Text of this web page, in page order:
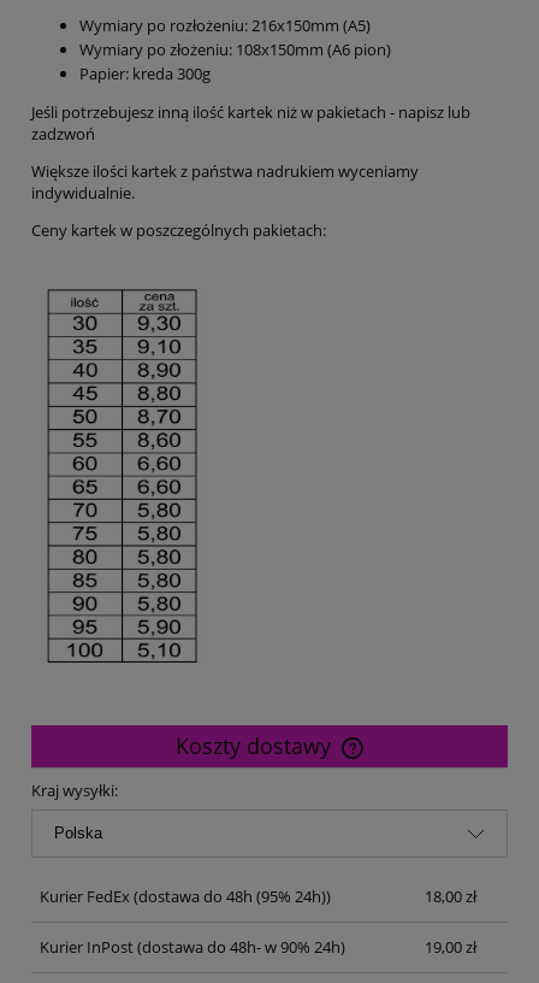
Wymiary po rozłożeniu: 216x150mm (A5)
Wymiary po złożeniu: 108x150mm (A6 pion)
Papier: kreda 300g
Jeśli potrzebujesz inną ilość kartek niż w pakietach - napisz lub
zadzwoń
Większe ilości kartek z państwa nadrukiem wyceniamy
indywidualnie.
Ceny kartek w poszczególnych pakietach:
Koszty dostawy
Cena nie zawiera ewentualnych kosztów płatności
Kraj wysyłki:
Kurier FedEx(dostawa do 48h (95% 24h)) 18,00 zł
Kurier InPost(dostawa do 48h- w 90% 24h) 19,00 zł